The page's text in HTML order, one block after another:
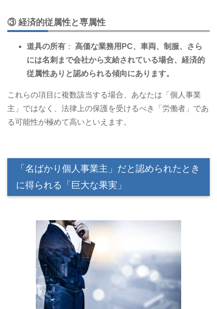
③ 経済的従属性と専属性
道具の所有 ： 高価な業務用PC、車両、制服、さら
には名刺まで会社から支給されている場合、経済的
従属性ありと認められる傾向にあります。
これらの項目に複数該当する場合、あなたは「個人事業
主」ではなく、法律上の保護を受けるべき「労働者」であ
る可能性が極めて高いといえます。
「名ばかり個人事業主」だと認められたとき
に得られる「巨大な果実」